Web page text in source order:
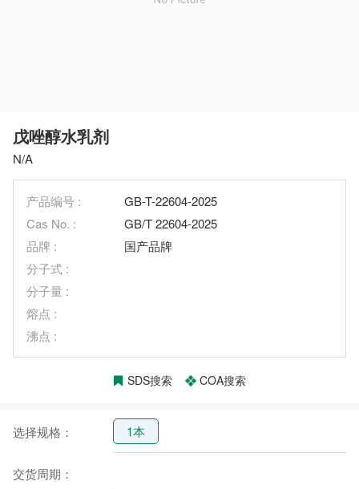
戊唑醇水乳剂
N/A
产品编号 :
GB-T-22604-2025
Cas No. :
GB/T 22604-2025
品牌 :
国产品牌
分子式 :
分子量 :
熔点 :
沸点 :
SDS搜索 COA搜索
选择规格： 1本
交货周期：